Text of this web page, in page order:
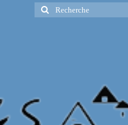
Rechercher
: